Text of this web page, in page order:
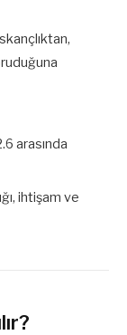
arasında
ihtişam ve